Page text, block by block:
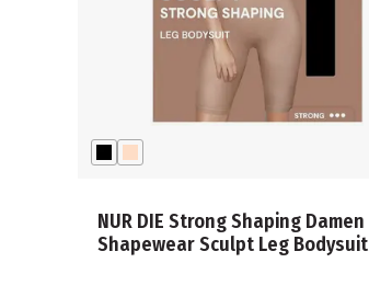
NUR DIE Strong Shaping Damen
Shapewear Sculpt Leg Bodysuit